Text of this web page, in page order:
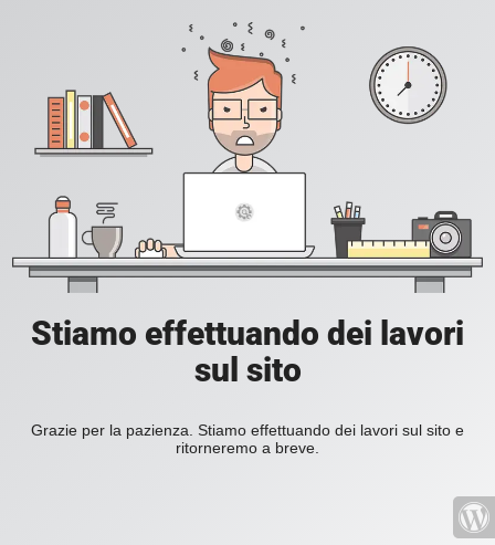
Stiamo effettuando dei lavori
sul sito
Grazie per la pazienza. Stiamo effettuando dei lavori sul sito e
ritorneremo a breve.